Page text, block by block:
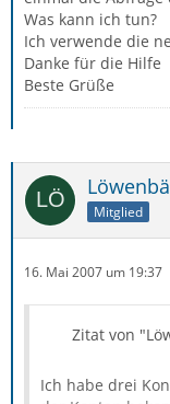
Was kann ich tun?
Ich verwende die
Danke für die Hilfe
Beste Grüße
Mitglied
16. Mai 2007 um 19:37
Zitat von
Ich habe drei